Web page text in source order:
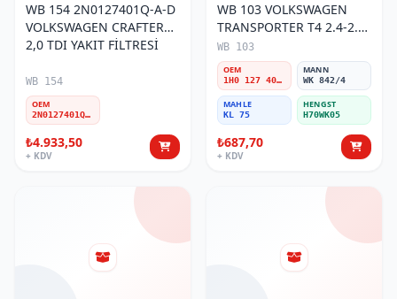
WB 154 2N0127401Q-A-D
VOLKSWAGEN CRAFTER
2,0 TDI YAKIT FİLTRESİ
WB 154
OEM
2N0127401Q-A-D
₺4.933,50
+ KDV
WB 103 VOLKSWAGEN
TRANSPORTER T4 2.4-2.5
MOTOR- CADDY E.M 1H0
127 401 C Yakıt/Mazot
Filtresi
WB 103
OEM
1H0 127 401 C
MANN
WK 842/4
MAHLE
KL 75
HENGST
H70WK05
₺687,70
+ KDV